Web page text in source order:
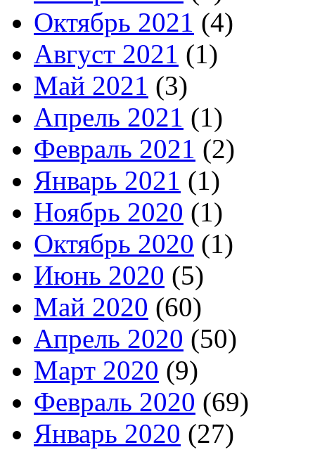
Октябрь 2021 (4)
Август 2021 (1)
Май 2021 (3)
Апрель 2021 (1)
Февраль 2021 (2)
Январь 2021 (1)
Ноябрь 2020 (1)
Октябрь 2020 (1)
Июнь 2020 (5)
Май 2020 (60)
Апрель 2020 (50)
Март 2020 (9)
Февраль 2020 (69)
Январь 2020 (27)